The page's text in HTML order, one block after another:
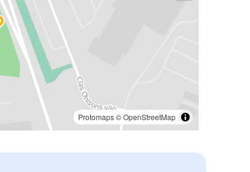
Protomaps©OpenStreetMap